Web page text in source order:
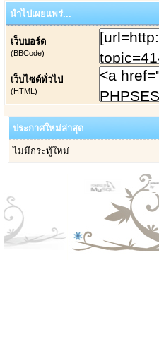
นำไปเผยแพร่...
เว็บบอร์ด
(BBCode)
เว็บไซต์ทั่วไป
(HTML)
ประกาศใหม่ล่าสุด
ไม่มีกระทู้ใหม่